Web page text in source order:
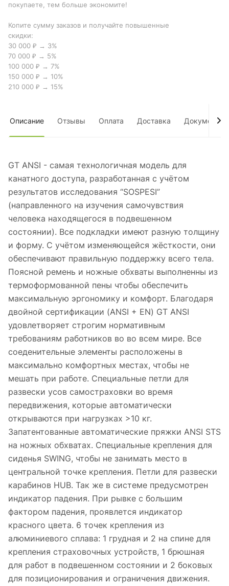
покупаете, тем больше экономите!
Копите сумму заказов и получайте повышенные
скидки:
30 000 ₽ → 3%
70 000 ₽ → 5%
100 000 ₽ → 7%
150 000 ₽ → 10%
210 000 ₽ → 15%
Описание Отзывы Оплата Доставка Документы
GT ANSI - самая технологичная модель для
канатного доступа, разработанная с учётом
результатов исследования “SOSPESI”
(направленного на изучения самочувствия
человека находящегося в подвешенном
состоянии). Все подкладки имеют разную толщину
и форму. С учётом изменяющейся жёсткости, они
обеспечивают правильную поддержку всего тела.
Поясной ремень и ножные обхваты выполненны из
термоформованной пены чтобы обеспечить
максимальную эргономику и комфорт. Благодаря
двойной сертификации (ANSI + EN) GT ANSI
удовлетворяет строгим нормативным
требованиям работников во во всем мире. Все
соеденительные элементы расположены в
максимально комфортных местах, чтобы не
мешать при работе. Специальные петли для
развески усов самостраховки во время
передвижения, которые автоматически
открываются при нагрузках >10 кг.
Запатентованные автоматические пряжки ANSI STS
на ножных обхватах. Специальные крепления для
сиденья SWING, чтобы не занимать место в
центральной точке крепления. Петли для развески
карабинов HUB. Так же в системе предусмотрен
индикатор падения. При рывке с большим
фактором падения, проявлется индикатор
красного цвета. 6 точек крепления из
алюминиевого сплава: 1 грудная и 2 на спине для
крепления страховочных устройств, 1 брюшная
для работ в подвешенном состоянии и 2 боковых
для позиционирования и ограничения движения.